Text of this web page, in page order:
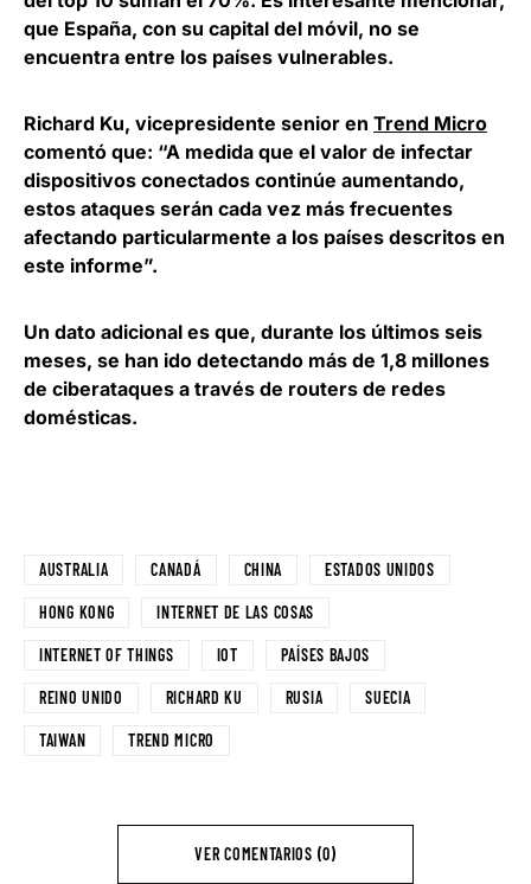
que España, con su capital del móvil, no se
encuentra entre los países vulnerables.
Richard Ku, vicepresidente senior en Trend Micro
comentó que: “A medida que el valor de infectar
dispositivos conectados continúe aumentando,
estos ataques serán cada vez más frecuentes
afectando particularmente a los países descritos en
este informe”.
Un dato adicional es que, durante los últimos seis
meses, se han ido detectando más de 1,8 millones
de ciberataques a través de routers de redes
domésticas.
AUSTRALIA CANADÁ CHINA ESTADOS UNIDOS
HONG KONG INTERNET DE LAS COSAS
INTERNET OF THINGS IOT PAÍSES BAJOS
REINO UNIDO RICHARD KU RUSIA SUECIA
TAIWAN TREND MICRO
VER COMENTARIOS (0)